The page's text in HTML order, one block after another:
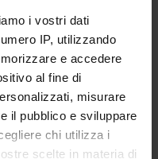
i vostri dati
IP, utilizzando
e accedere
al fine di
misurare
il pubblico e sviluppare
chi utilizza i
scelte in materia di
professional ethics,
of health in the
of research and
PROFESSIONAL
the student must be able